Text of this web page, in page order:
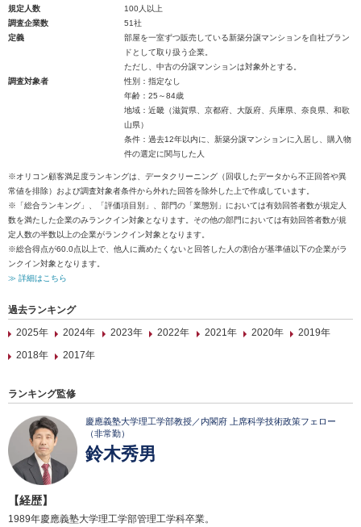
規定人数
100人以上
調査企業数
51社
定義
部屋を一室ずつ販売している新築分譲マンションを自社ブラン
ドとして取り扱う企業。
ただし、中古の分譲マンションは対象外とする。
調査対象者
性別：指定なし
年齢：25～84歳
地域：近畿（滋賀県、京都府、大阪府、兵庫県、奈良県、和歌
山県）
条件：過去12年以内に、新築分譲マンションに入居し、購入物
件の選定に関与した人
※オリコン顧客満足度ランキングは、データクリーニング（回収したデータから不正回答や異
常値を排除）および調査対象者条件から外れた回答を除外した上で作成しています。
※「総合ランキング」、「評価項目別」、部門の「業態別」においては有効回答者数が規定人
数を満たした企業のみランクイン対象となります。その他の部門においては有効回答者数が規
定人数の半数以上の企業がランクイン対象となります。
※総合得点が60.0点以上で、他人に薦めたくないと回答した人の割合が基準値以下の企業がラ
ンクイン対象となります。
≫ 詳細はこちら
過去ランキング
2025年
2024年 2023年 2022年 2021年 2020年
2019年
2018年
2017年
ランキング監修
慶應義塾大学理工学部教授／内閣府 上席科学技術政策フェロー
（非常勤）
鈴木秀男
【経歴】
1989年慶應義塾大学理工学部管理工学科卒業。